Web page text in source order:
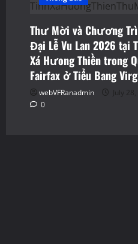
Thư Mời và Chương
Đại Lễ Vu Lan 2026 tại
Xá Hưong Thiền trong
Fairfax ở Tiểu Bang
webVFRanadmin
July
0